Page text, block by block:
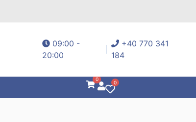
09:00 -
20:00
+40 770 341
184
0
0